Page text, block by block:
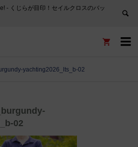
‐ くじらが目印！セイルクロスのバッ


yachting2026_lts_b-02
02